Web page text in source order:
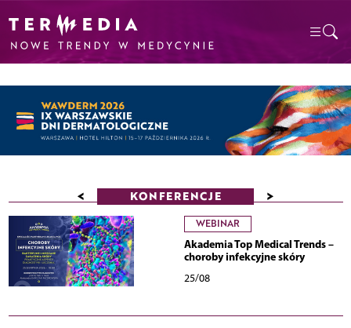
< KONFERENCJE >
WEBINAR
Akademia Top Medical Trends –
choroby infekcyjne skóry
25/08